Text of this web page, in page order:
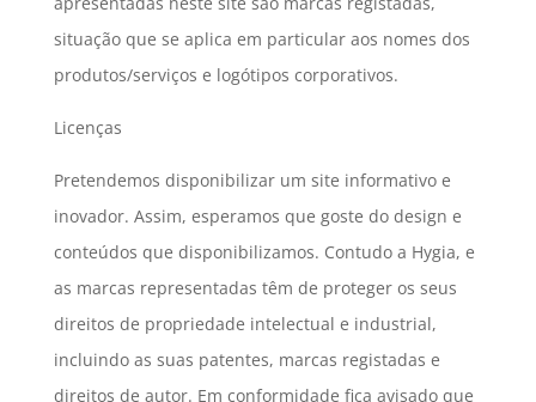
situação que se aplica em particular aos nomes dos
produtos/serviços e logótipos corporativos.
Licenças
Pretendemos disponibilizar um site informativo e
inovador. Assim, esperamos que goste do design e
conteúdos que disponibilizamos. Contudo a Hygia, e
as marcas representadas têm de proteger os seus
direitos de propriedade intelectual e industrial,
incluindo as suas patentes, marcas registadas e
direitos de autor. Em conformidade fica avisado que